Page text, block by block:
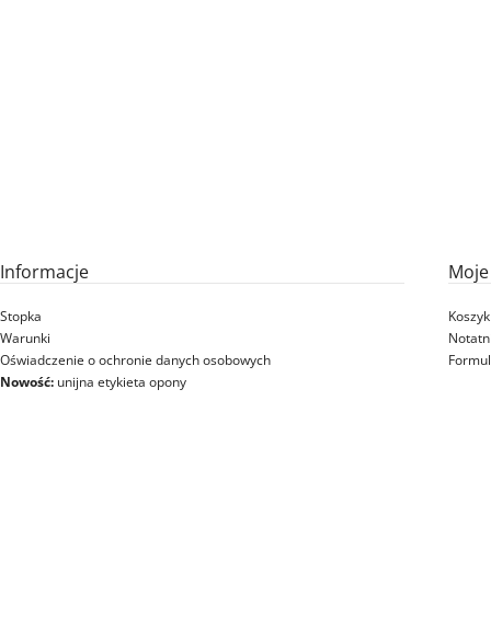
Informacje
Stopka
Warunki
Oświadczenie o ochronie danych osobowych
Nowość: unijna etykieta opony
Koszyk